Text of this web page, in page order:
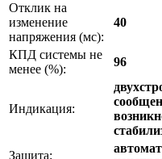
Отклик на
изменение
напряжения (мс):
40
КПД системы не
менее (%):
96
Индикация:
Защита: